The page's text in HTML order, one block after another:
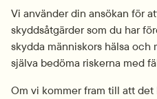
Vi använder din ansökan för
skyddsåtgärder som du har
skydda människors hälsa
själva bedöma riskerna med
Om vi kommer fram till att